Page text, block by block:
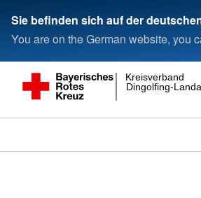
Sie befinden sich auf der
You are on the German website, you
Dingolfing-
Kreisverband